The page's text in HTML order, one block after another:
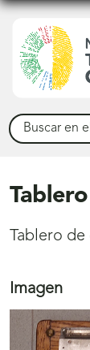
Buscar
Tablero
Imagen